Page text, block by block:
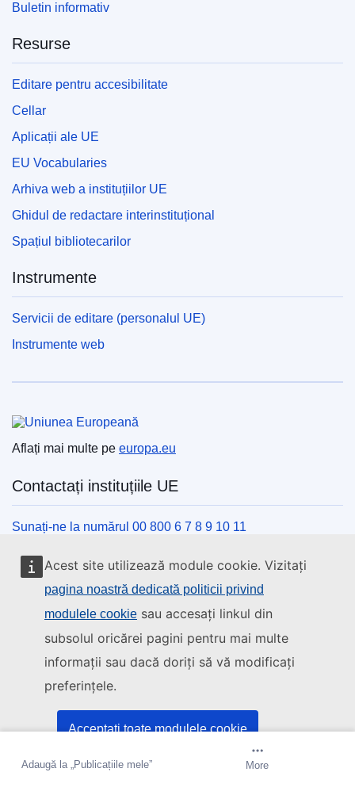
Acest site utilizează module cookie. Vizitați
pagina noastră dedicată politicii privind
modulele cookie sau accesați linkul din
subsolul oricărei pagini pentru mai multe
informații sau dacă doriți să vă modificați
preferințele.
Acceptați toate modulele cookie
Acceptați doar cookie-urile esențiale
Adaugă la „Publicațiile mele” Creați o alertă
More
Buletin informativ
Resurse
Editare pentru accesibilitate
Cellar
Aplicații ale UE
EU Vocabularies
Arhiva web a instituțiilor UE
Ghidul de redactare interinstituțional
Spațiul bibliotecarilor
Instrumente
Servicii de editare (personalul UE)
Instrumente web
Aflați mai multe pe europa.eu
Contactați instituțiile UE
Sunați-ne la numărul 00 800 6 7 8 9 10 11
Utilizați alte opțiuni telefonice
Scrieți-ne completând formularul de contact
Descoperiți canalele UE pe rețelele sociale
Instituțiile și organismele UE
Găsiți o instituție/un organism UE